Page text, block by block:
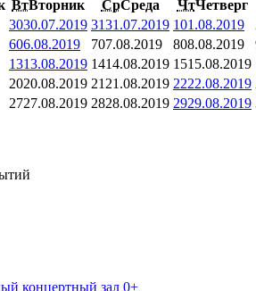
ВтВторник СрСреда ЧтЧетверг
3030.07.2019 3131.07.2019 101.08.2019
606.08.2019 707.08.2019 808.08.2019
1313.08.2019 1414.08.2019 1515.08.2019
2020.08.2019 21 21.08.2019 2222.08.2019
2727.08.2019 2828.08.2019 2929.08.2019
концертный зал 0+